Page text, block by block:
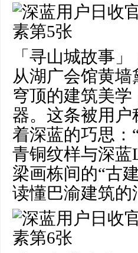
「寻山城故事
从湖广会馆黄
穹顶的建筑美
器。这条被用户
着深蓝的巧思：
青铜纹样与深蓝
梁画栋间的“古
读懂巴渝建筑的